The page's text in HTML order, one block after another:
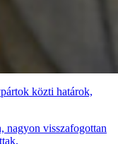
közti határok,
nagyon visszafogottan